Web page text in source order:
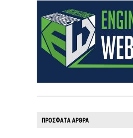
ΠΡΟΣΦΑΤΑ ΑΡΘΡΑ